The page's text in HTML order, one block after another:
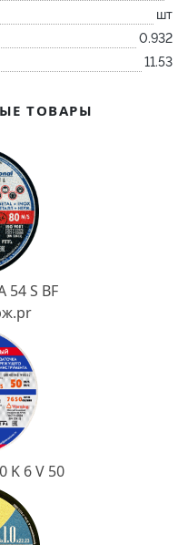
шт
0.932
11.53
ТОВАРЫ
54 S BF
K 6 V 50